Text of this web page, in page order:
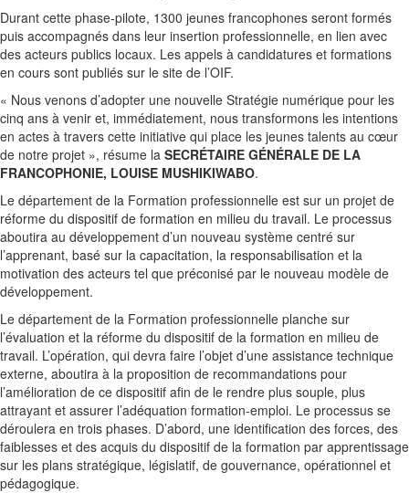
Durant cette phase-pilote, 1300 jeunes francophones seront formés
puis accompagnés dans leur insertion professionnelle, en lien avec
des acteurs publics locaux. Les appels à candidatures et formations
en cours sont publiés sur le site de l’OIF.
« Nous venons d’adopter une nouvelle Stratégie numérique pour les
cinq ans à venir et, immédiatement, nous transformons les intentions
en actes à travers cette initiative qui place les jeunes talents au cœur
de notre projet », résume la SECRÉTAIRE GÉNÉRALE DE LA
FRANCOPHONIE, LOUISE MUSHIKIWABO.
Le département de la Formation professionnelle est sur un projet de
réforme du dispositif de formation en milieu du travail. Le processus
aboutira au développement d’un nouveau système centré sur
l’apprenant, basé sur la capacitation, la responsabilisation et la
motivation des acteurs tel que préconisé par le nouveau modèle de
développement.
Le département de la Formation professionnelle planche sur
l’évaluation et la réforme du dispositif de la formation en milieu de
travail. L’opération, qui devra faire l’objet d’une assistance technique
externe, aboutira à la proposition de recommandations pour
l’amélioration de ce dispositif afin de le rendre plus souple, plus
attrayant et assurer l’adéquation formation-emploi. Le processus se
déroulera en trois phases. D’abord, une identification des forces, des
faiblesses et des acquis du dispositif de la formation par apprentissage
sur les plans stratégique, législatif, de gouvernance, opérationnel et
pédagogique.